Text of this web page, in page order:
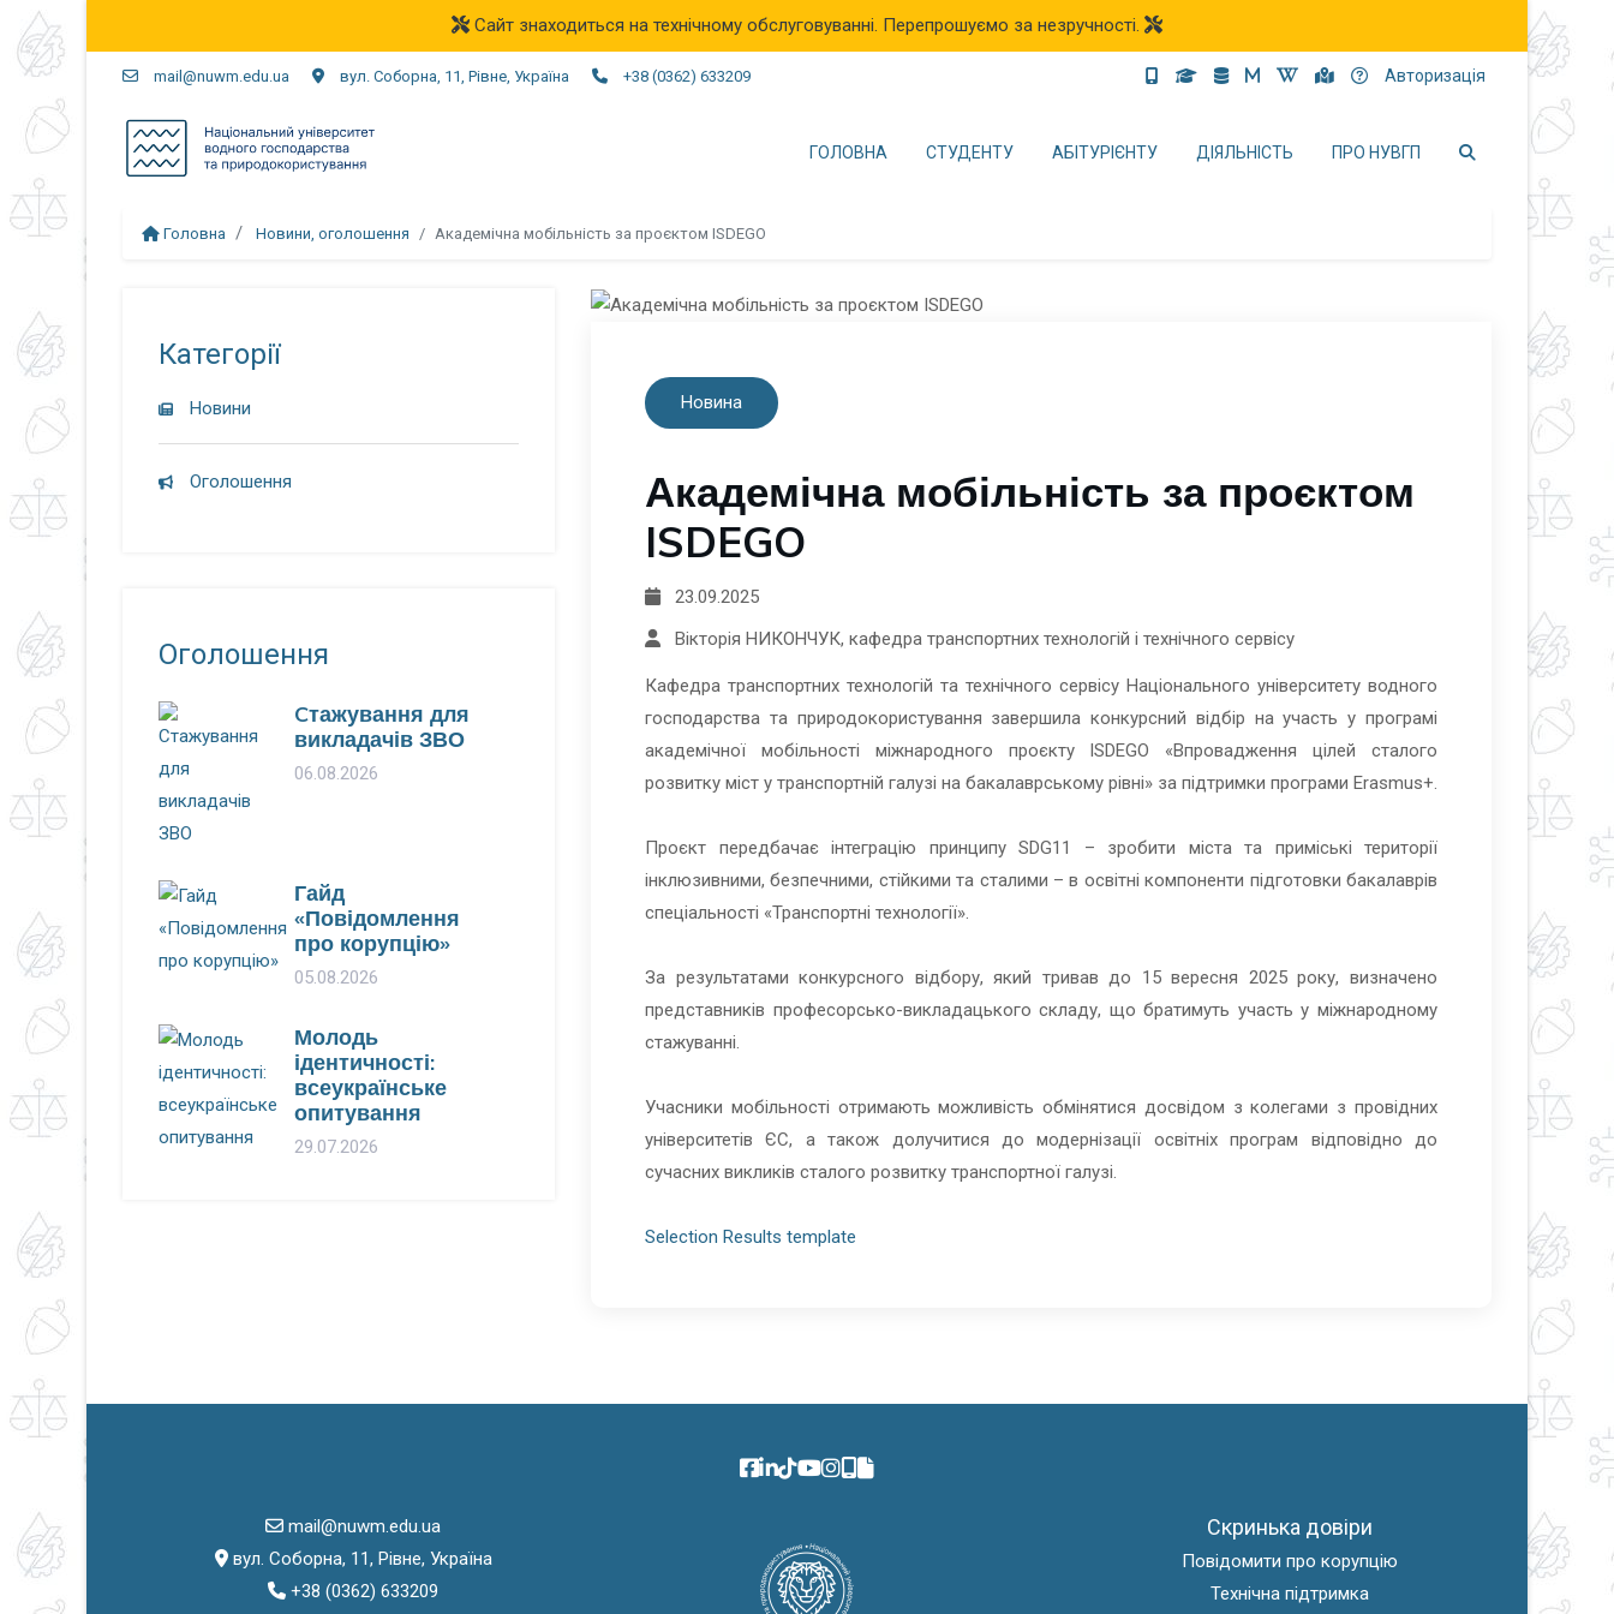
Сайт знаходиться на технічному обслуговуванні. Перепрошуємо за незручності.
mail@nuwm.edu.ua вул. Соборна, 11, Рівне, Україна +38 (0362) 633209 Авторизація
ГОЛОВНА СТУДЕНТУ АБІТУРІЄНТУ ДІЯЛЬНІСТЬ ПРО НУВГП
Головна Новини, оголошення Академічна мобільність за проєктом ISDEGO
Категорії
Новини
Оголошення
Оголошення
Cтажування для
викладачів ЗВО
06.08.2026
Гайд
«Повідомлення
про корупцію»
05.08.2026
Молодь
ідентичності:
всеукраїнське
опитування
29.07.2026
Новина
Академічна мобільність за проєктом
ISDEGO
23.09.2025
Вікторія НИКОНЧУК, кафедра транспортних технологій і технічного сервісу
Кафедра транспортних технологій та технічного сервісу Національного університету водного
господарства та природокористування завершила конкурсний відбір на участь у програмі
академічної мобільності міжнародного проєкту ISDEGO «Впровадження цілей сталого
розвитку міст у транспортній галузі на бакалаврському рівні» за підтримки програми Erasmus+.
Проєкт передбачає інтеграцію принципу SDG11 – зробити міста та приміські території
інклюзивними, безпечними, стійкими та сталими – в освітні компоненти підготовки бакалаврів
спеціальності «Транспортні технології».
За результатами конкурсного відбору, який тривав до 15 вересня 2025 року, визначено
представників професорсько-викладацького складу, що братимуть участь у міжнародному
стажуванні.
Учасники мобільності отримають можливість обмінятися досвідом з колегами з провідних
університетів ЄС, а також долучитися до модернізації освітніх програм відповідно до
сучасних викликів сталого розвитку транспортної галузі.
Selection Results template
mail@nuwm.edu.ua
вул. Соборна, 11, Рівне, Україна
+38 (0362) 633209
Скринька довіри
Повідомити про корупцію
Технічна підтримка